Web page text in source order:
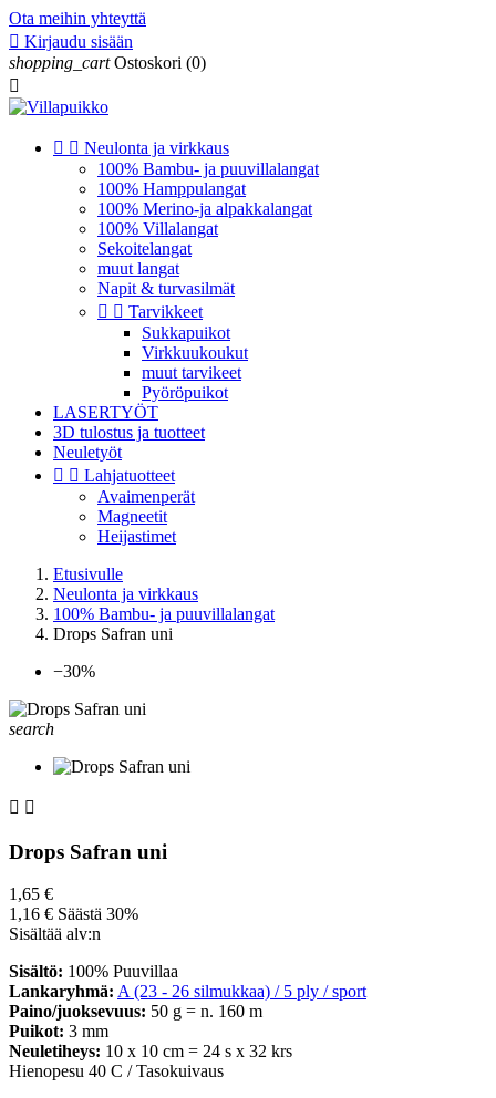
Ota meihin yhteyttä
 Kirjaudu sisään
shopping_cart Ostoskori (0)

  Neulonta ja virkkaus
100% Bambu- ja puuvillalangat
100% Hamppulangat
100% Merino-ja alpakkalangat
100% Villalangat
Sekoitelangat
muut langat
Napit & turvasilmät
  Tarvikkeet
Sukkapuikot
Virkkuukoukut
muut tarvikeet
Pyöröpuikot
LASERTYÖT
3D tulostus ja tuotteet
Neuletyöt
  Lahjatuotteet
Avaimenperät
Magneetit
Heijastimet
Etusivulle
Neulonta ja virkkaus
100% Bambu- ja puuvillalangat
Drops Safran uni
−30%
search
 
Drops Safran uni
1,65 €
1,16 € Säästä 30%
Sisältää alv:n
Sisältö: 100% Puuvillaa
Lankaryhmä: A (23 - 26 silmukkaa) / 5 ply / sport
Paino/juoksevuus: 50 g = n. 160 m
Puikot: 3 mm
Neuletiheys: 10 x 10 cm = 24 s x 32 krs
Hienopesu 40 C / Tasokuivaus